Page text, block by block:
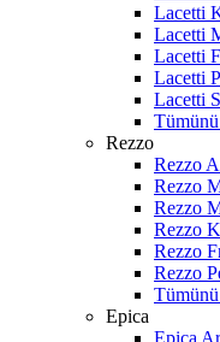
Lacetti
Lacetti
Lacetti
Lacetti
Lacetti
Rezzo
Rezzo
Rezzo
Rezzo
Rezzo
Rezzo
Rezzo
Epica
Epica